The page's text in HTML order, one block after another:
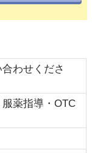
わせくださ
薬指導・OTC